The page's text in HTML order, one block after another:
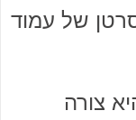
של עמוד
צורה